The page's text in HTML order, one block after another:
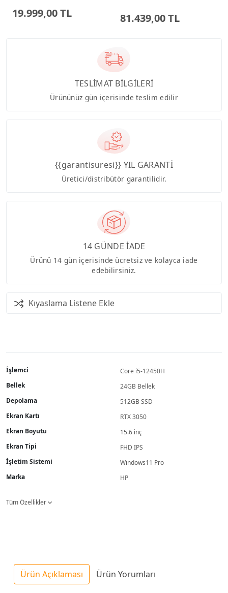
19.999,00 TL 81.439,00 TL
TESLİMAT BİLGİLERİ
Ürününüz gün içerisinde teslim edilir
{{garantisuresi}} YIL GARANTİ
Üretici/distribütör garantilidir.
14 GÜNDE İADE
Ürünü 14 gün içerisinde ücretsiz ve kolayca iade
edebilirsiniz.
Kıyaslama Listene Ekle
İşlemci
Core i5-12450H
Bellek
24GB Bellek
Depolama
512GB SSD
Ekran Kartı
RTX 3050
Ekran Boyutu
15.6 inç
Ekran Tipi
FHD IPS
İşletim Sistemi
Windows11 Pro
Marka
HP
Tüm Özellikler
Ürün Açıklaması Ürün Yorumları